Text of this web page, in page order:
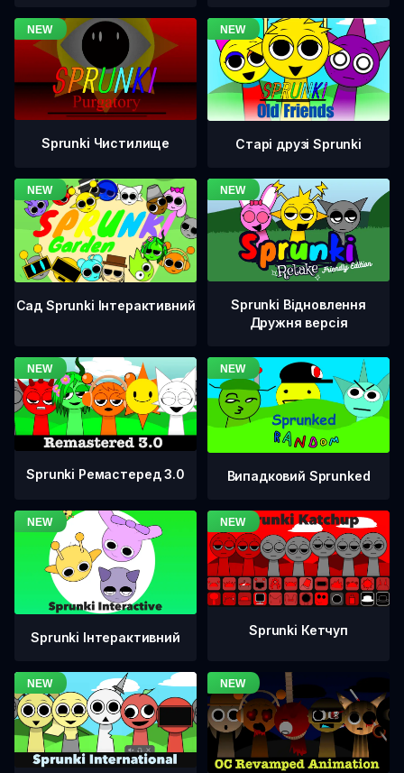
Sprunki Чистилище Старі друзі Sprunki
Сад Sprunki Інтерактивний
Sprunki Відновлення
Дружня версія
Sprunki Ремастеред 3.0 Випадковий Sprunked
Sprunki Інтерактивний Sprunki Кетчуп